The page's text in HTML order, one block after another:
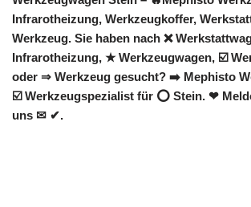
Infrarotheizung, Werkzeugkoffer,
Werkzeug. Sie haben nach ❌
Infrarotheizung, ★ Werkzeugwagen, ☑️
oder ⇒ Werkzeug gesucht? ➡️ Mephisto
☑️ Werkzeugspezialist für ⭕ Stein. ❤
uns ✉ ✔.